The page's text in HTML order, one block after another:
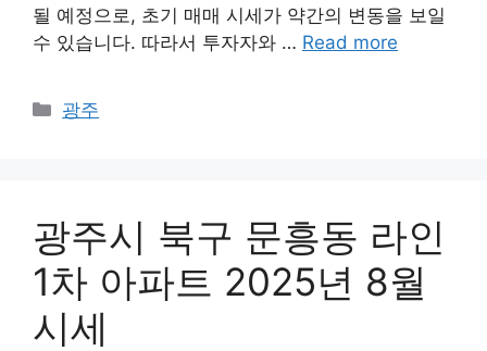
될 예정으로, 초기 매매 시세가 약간의 변동을 보일
수 있습니다. 따라서 투자자와 … Read more
Categories
광주
광주시 북구 문흥동 라인
1차 아파트 2025년 8월
시세